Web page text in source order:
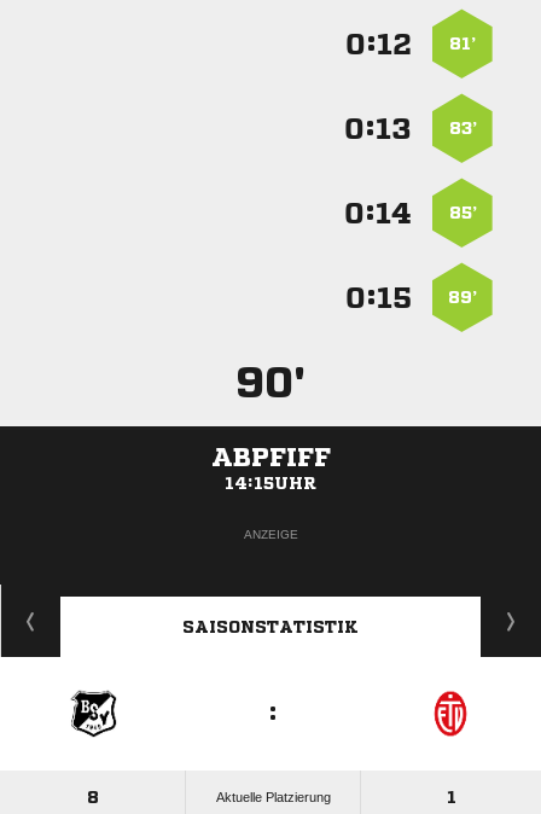
81’
:
83’
:
85’
:
89’
:
90'
ABPFIFF
14:15UHR
ANZEIGE
SAISONSTATISTIK
:
8 Aktuelle Platzierung 1